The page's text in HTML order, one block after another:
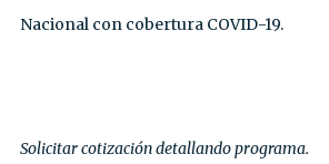
Nacional con cobertura COVID-19.
Solicitar cotización detallando programa.